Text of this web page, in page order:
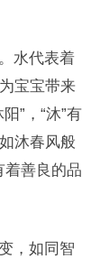
水代表着
宝宝带来
”，“沐”有
沐春风般
着善良的品
，如同智